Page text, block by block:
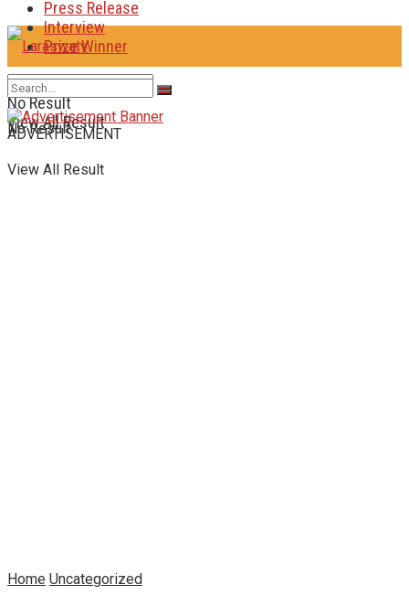
Press Release
Interview
Prize Winner
No Result
View All Result
No Result
View All Result
ADVERTISEMENT
Home Uncategorized